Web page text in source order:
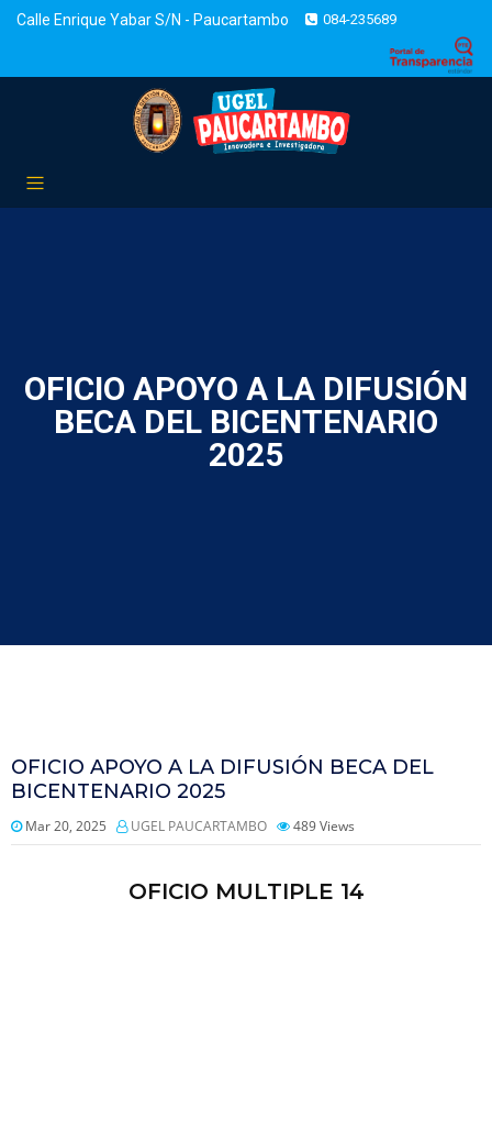
Calle Enrique Yabar S/N - Paucartambo 084-235689
OFICIO APOYO A LA DIFUSIÓN
BECA DEL BICENTENARIO
2025
OFICIO APOYO A LA DIFUSIÓN BECA DEL
BICENTENARIO 2025
Mar 20, 2025 UGEL PAUCARTAMBO 489Views
OFICIO MULTIPLE 14